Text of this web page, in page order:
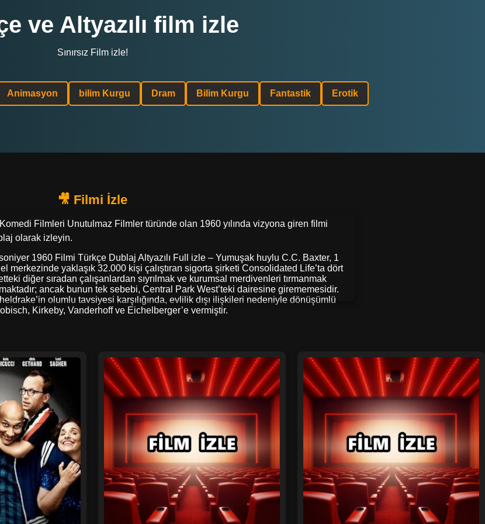
ve Altyazılı film izle
Sınırsız Film izle!
Animasyon bilim Kurgu Dram Bilim Kurgu Fantastik Erotik
Komedi Filmleri Unutulmaz Filmler türünde olan 1960 yılında vizyona giren filmi
olarak izleyin.
1960 Filmi Türkçe Dublaj Altyazılı Full izle – Yumuşak huylu C.C. Baxter, 1
merkezinde yaklaşık 32.000 kişi çalıştıran sigorta şirketi Consolidated Life’ta dört
diğer sıradan çalışanlardan sıyrılmak ve kurumsal merdivenleri tırmanmak
ancak bunun tek sebebi, Central Park West’teki dairesine girememesidir.
olumlu tavsiyesi karşılığında, evlilik dışı ilişkileri nedeniyle dönüşümlü
Kirkeby, Vanderhoff ve Eichelberger’e vermiştir.